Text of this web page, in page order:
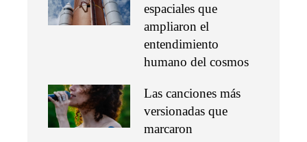
espaciales que
ampliaron el
entendimiento
humano del cosmos
Las canciones más
versionadas que
marcaron